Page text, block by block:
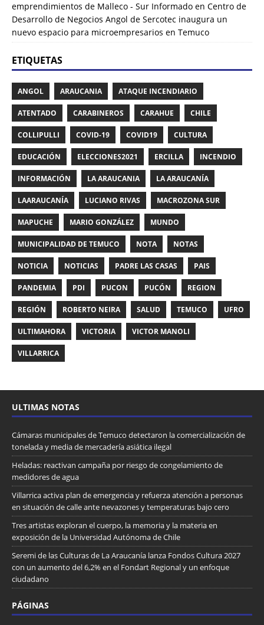
emprendimientos de Malleco - Sur Informado en Centro de
Desarrollo de Negocios Angol de Sercotec inaugura un
nuevo espacio para microempresarios en Temuco
ETIQUETAS
ANGOL ARAUCANIA ATAQUE INCENDIARIO
ATENTADO CARABINEROS CARAHUE CHILE
COLLIPULLI COVID-19 COVID19 CULTURA
EDUCACIÓN ELECCIONES2021 ERCILLA INCENDIO
INFORMACIÓN LA ARAUCANIA LA ARAUCANÍA
LAARAUCANÍA LUCIANO RIVAS MACROZONA SUR
MAPUCHE MARIO GONZÁLEZ MUNDO
MUNICIPALIDAD DE TEMUCO NOTA NOTAS
NOTICIA NOTICIAS PADRE LAS CASAS PAIS
PANDEMIA PDI PUCON PUCÓN REGION
REGIÓN ROBERTO NEIRA SALUD TEMUCO UFRO
ULTIMAHORA VICTORIA VICTOR MANOLI
VILLARRICA
ULTIMAS NOTAS
Cámaras municipales de Temuco detectaron la comercialización de
tonelada y media de mercadería asiática ilegal
Heladas: reactivan campaña por riesgo de congelamiento de
medidores de agua
Villarrica activa plan de emergencia y refuerza atención a personas
en situación de calle ante nevazones y temperaturas bajo cero
Tres artistas exploran el cuerpo, la memoria y la materia en
exposición de la Universidad Autónoma de Chile
Seremi de las Culturas de La Araucanía lanza Fondos Cultura 2027
con un aumento del 6,2% en el Fondart Regional y un enfoque
ciudadano
PÁGINAS